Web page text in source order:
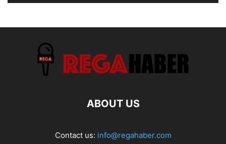
ABOUT US
Contact us: info@regahaber.com